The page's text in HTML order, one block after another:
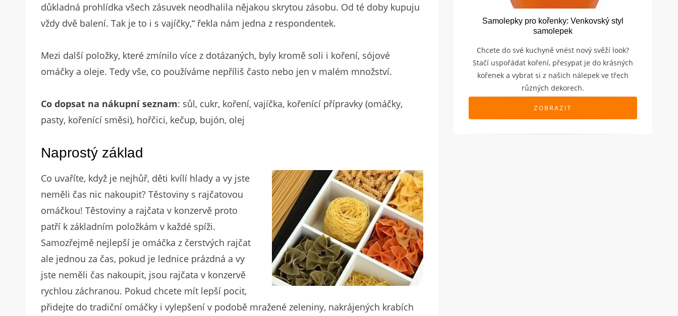
důkladná prohlídka všech zásuvek neodhalila nějakou skrytou zásobu. Od té doby kupuju
vždy dvě balení. Tak je to i s vajíčky,“ řekla nám jedna z respondentek.
Mezi další položky, které zmínilo více z dotázaných, byly kromě soli i koření, sójové
omáčky a oleje. Tedy vše, co používáme nepříliš často nebo jen v malém množství.
Co dopsat na nákupní seznam: sůl, cukr, koření, vajíčka, kořenící přípravky (omáčky,
pasty, kořenící směsi), hořčici, kečup, bujón, olej
Naprostý základ
Co uvaříte, když je nejhůř, děti kvílí hlady a vy jste
neměli čas nic nakoupit? Těstoviny s rajčatovou
omáčkou! Těstoviny a rajčata v konzervě proto
patří k základním položkám v každé spíži.
Samozřejmě nejlepší je omáčka z čerstvých rajčat
ale jednou za čas, pokud je lednice prázdná a vy
jste neměli čas nakoupit, jsou rajčata v konzervě
rychlou záchranou. Pokud chcete mít lepší pocit,
přidejte do tradiční omáčky i vylepšení v podobě mražené zeleniny, nakrájených krabích
Samolepky pro kořenky: Venkovský styl
samolepek
Chcete do své kuchyně vnést nový svěží look?
Stačí uspořádat koření, přesypat je do krásných
kořenek a vybrat si z našich nálepek ve třech
různých dekorech.
ZOBRAZIT